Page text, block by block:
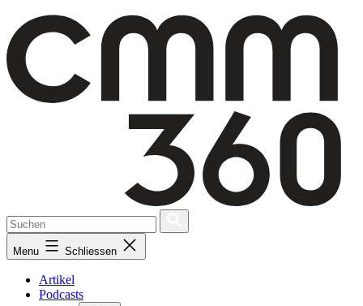
content
Menu Schliessen
Artikel
Podcasts